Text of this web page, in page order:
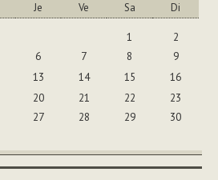
Je Ve Sa Di
1
2
6 7 8
9
13 14 15
16
20 21 22
23
27 28 29
30